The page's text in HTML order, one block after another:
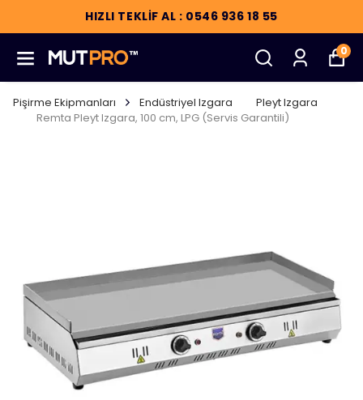
HIZLI TEKLİF AL : 0546 936 18 55
0
Pişirme Ekipmanları Endüstriyel Izgara
Pleyt Izgara
Remta Pleyt Izgara, 100 cm, LPG (Servis Garantili)